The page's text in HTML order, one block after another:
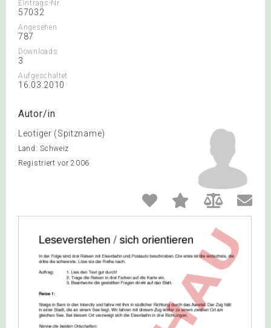
Eintrags-Nr.
57032
Angesehen
787
Downloads
3
Aufgeschaltet
16.03.2010
Autor/in
Leotiger (Spitzname)
Land: Schweiz
Registriert vor 2006